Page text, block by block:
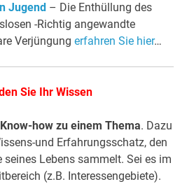
Jugend – Die Enthüllung des
-Richtig angewandte
Verjüngungerfahren Sie hier…
Sie Ihr Wissen
how zu einem Thema. Dazu
und Erfahrungsschatz, den
Lebens sammelt. Sei es im
(z.B. Interessengebiete).